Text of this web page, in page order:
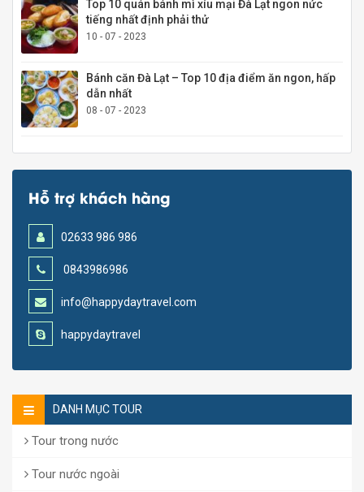
Top 10 quán bánh mì xíu mại Đà Lạt ngon nức
tiếng nhất định phải thử
10 - 07 - 2023
Bánh căn Đà Lạt – Top 10 địa điểm ăn ngon, hấp
dẫn nhất
08 - 07 - 2023
Hỗ trợ khách hàng
02633 986 986
0843986986
info@happydaytravel.com
happydaytravel
DANH MỤC TOUR
Tour trong nước
Tour nước ngoài